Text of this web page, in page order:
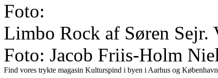
Foto:
Limbo Rock af Søren
Foto: Jacob Friis-Holm
Find vores trykte magasin Kulturspind i byen i Aarhus og København